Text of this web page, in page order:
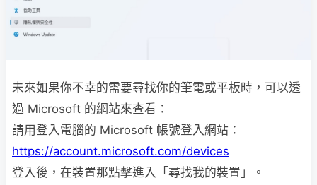
未來如果你不幸的需要尋找你的筆電或平板時，可以透
過 Microsoft 的網站來查看：
請用登入電腦的 Microsoft 帳號登入網站：
https://account.microsoft.com/devices
登入後，在裝置那點擊進入「尋找我的裝置」。